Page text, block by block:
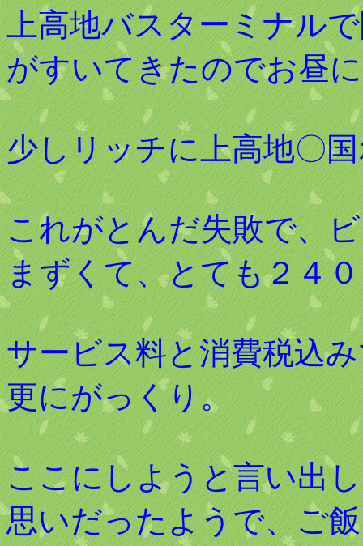
上高地バスターミナル
がすいてきたのでお昼
少しリッチに上高地〇
これがとんだ失敗で、
まずくて、とても２４
サービス料と消費税込
更にがっくり。
ここにしようと言い出
思いだったようで、ご